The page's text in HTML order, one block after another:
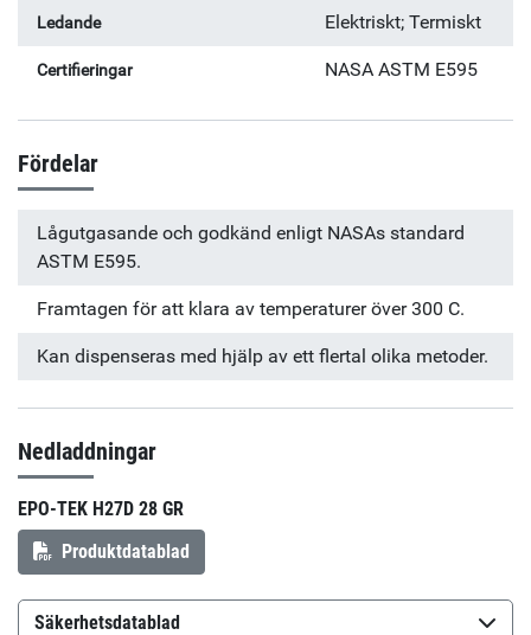
Ledande Elektriskt; Termiskt
Certifieringar NASA ASTM E595
Fördelar
Lågutgasande och godkänd enligt NASAs standard
ASTM E595.
Framtagen för att klara av temperaturer över 300 C.
Kan dispenseras med hjälp av ett flertal olika metoder.
Nedladdningar
EPO-TEK H27D 28 GR
Produktdatablad
Säkerhetsdatablad